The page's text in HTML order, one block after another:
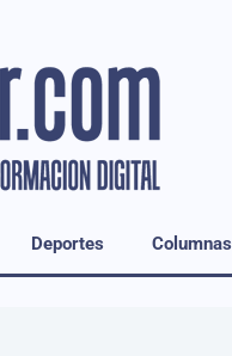
Deportes Columnas